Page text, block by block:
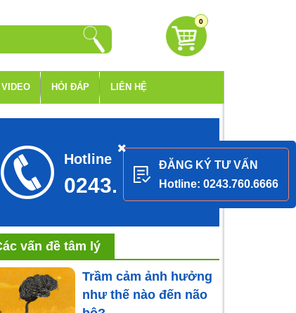
0
VIDEO HỎI ĐÁP LIÊN HỆ
Hotline tư vấn
0243.760.6666
vấn đề tâm lý
Trầm cảm ảnh hưởng
như thế nào đến não
ĐĂNG KÝ TƯ VẤN
Hotline: 0243.760.6666